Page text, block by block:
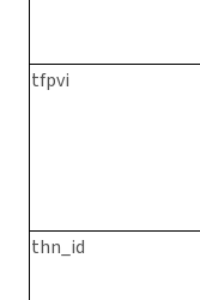
tfpvi
thn_id